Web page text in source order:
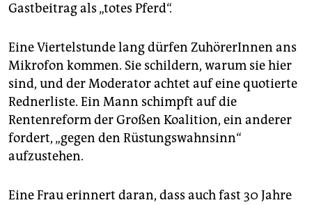
Gastbeitrag als „totes Pferd“.
Eine Viertelstunde lang dürfen ZuhörerInnen ans
Mikrofon kommen. Sie schildern, warum sie hier
sind, und der Moderator achtet auf eine quotierte
Rednerliste. Ein Mann schimpft auf die
Rentenreform der Großen Koalition, ein anderer
fordert, „gegen den Rüstungswahnsinn“
aufzustehen.
Eine Frau erinnert daran, dass auch fast 30 Jahre